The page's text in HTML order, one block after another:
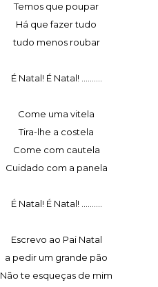
Temos que poupar
Há que fazer tudo
tudo menos roubar
É Natal! É Natal! ..........
Come uma vitela
Tira-lhe a costela
Come com cautela
Cuidado com a panela
É Natal! É Natal! ..........
Escrevo ao Pai Natal
a pedir um grande pão
Não te esqueças de mim